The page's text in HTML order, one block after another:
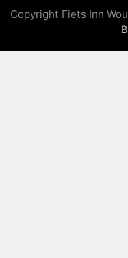
Copyright Fiets Inn